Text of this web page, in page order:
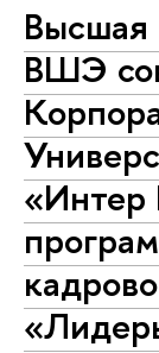
ВШЭ
«Интер